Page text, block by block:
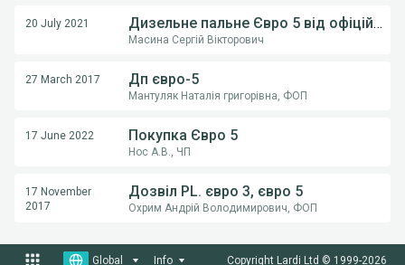
20 July 2021 Дизельне пальне Євро 5 від офіційного імпортера по Києву та області.
Масина Сергій Вікторович
27 March 2017 Дп євро-5
Мантуляк Наталія григорівна, ФОП
17 June 2022 Покупка Євро 5
Нос А.В., ЧП
17 November
2017
Дозвіл PL. євро 3, євро 5
Охрим Андрій Володимирович, ФОП
Global Info Copyright Lardi Ltd © 1999-2026